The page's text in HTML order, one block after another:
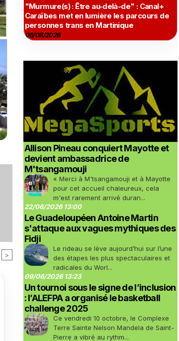
>
"Murmure(s) : Être au-delà-de" : Canal+
Caraïbes met en lumière les parcours de
personnes trans en Martinique
06/08/2026
Allison Pineau conquiert Mayotte et
devient ambassadrice de
M'tsangamouji
« Merci à M'tsangamouji et à Mayotte
pour cet accueil chaleureux, cela
m'est rarement arrivé duran...
22/06/2026 13:00
Le Guadeloupéen Antoine Martin
s'attaque aux vagues mythiques des
Fidji
Le rideau se lève aujourd’hui sur l’une
des étapes les plus spectaculaires et
radicales du Worl...
09/06/2026 13:23
Un tournoi sous le signe de l’inclusion
: l’ALEFPA a organisé le basketball
challenge 2025
Ce vendredi 10 octobre, le Complexe
Terre Sainte Nelson Mandela de Saint-
Pierre a vibré au rythm...